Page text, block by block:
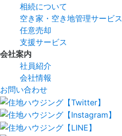
相続について
空き家・空き地管理サービス
任意売却
支援サービス
会社案内
社員紹介
会社情報
お問い合わせ